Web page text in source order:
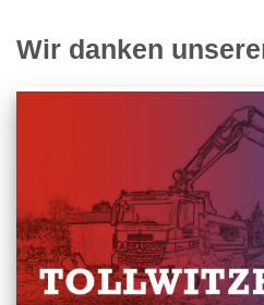
Wir danken